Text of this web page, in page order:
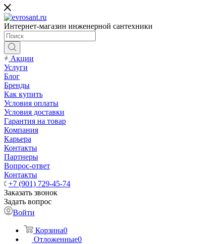
Интернет-магазин инженерной сантехники
Акции
Услуги
Блог
Бренды
Как купить
Условия оплаты
Условия доставки
Гарантия на товар
Компания
Карьера
Контакты
Партнеры
Вопрос-ответ
Контакты
+7 (901) 729-45-74
Заказать звонок
Задать вопрос
Войти
Корзина0
Отложенные0